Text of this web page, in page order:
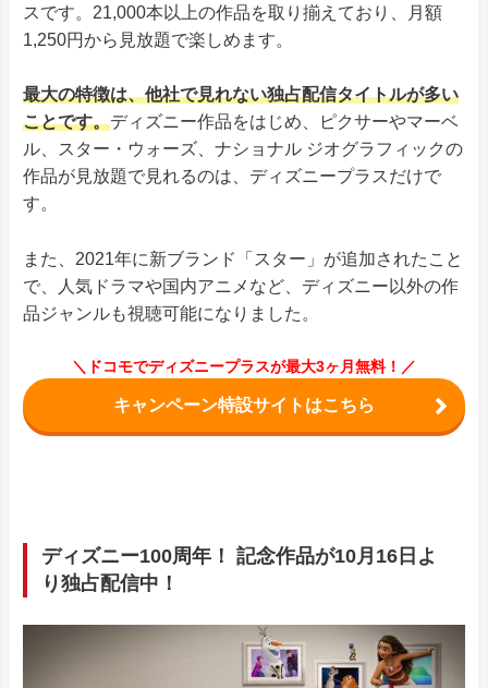
スです。21,000本以上の作品を取り揃えており、月額
1,250円から見放題で楽しめます。
最大の特徴は、他社で見れない独占配信タイトルが多い
ことです。ディズニー作品をはじめ、ピクサーやマーベ
ル、スター・ウォーズ、ナショナル ジオグラフィックの
作品が見放題で見れるのは、ディズニープラスだけで
す。
また、2021年に新ブランド「スター」が追加されたこと
で、人気ドラマや国内アニメなど、ディズニー以外の作
品ジャンルも視聴可能になりました。
＼ドコモでディズニープラスが最大3ヶ月無料！／
キャンペーン特設サイトはこちら
ディズニー100周年！ 記念作品が10月16日よ
り独占配信中！